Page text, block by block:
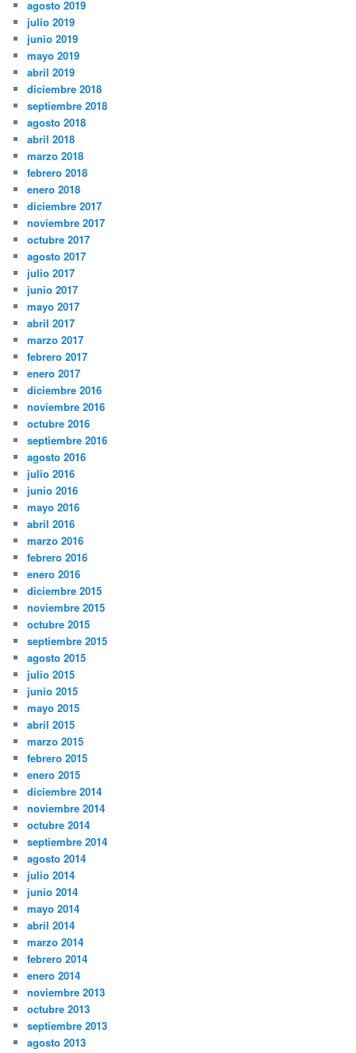
agosto 2019
julio 2019
junio 2019
mayo 2019
abril 2019
diciembre 2018
septiembre 2018
agosto 2018
abril 2018
marzo 2018
febrero 2018
enero 2018
diciembre 2017
noviembre 2017
octubre 2017
agosto 2017
julio 2017
junio 2017
mayo 2017
abril 2017
marzo 2017
febrero 2017
enero 2017
diciembre 2016
noviembre 2016
octubre 2016
septiembre 2016
agosto 2016
julio 2016
junio 2016
mayo 2016
abril 2016
marzo 2016
febrero 2016
enero 2016
diciembre 2015
noviembre 2015
octubre 2015
septiembre 2015
agosto 2015
julio 2015
junio 2015
mayo 2015
abril 2015
marzo 2015
febrero 2015
enero 2015
diciembre 2014
noviembre 2014
octubre 2014
septiembre 2014
agosto 2014
julio 2014
junio 2014
mayo 2014
abril 2014
marzo 2014
febrero 2014
enero 2014
noviembre 2013
octubre 2013
septiembre 2013
agosto 2013